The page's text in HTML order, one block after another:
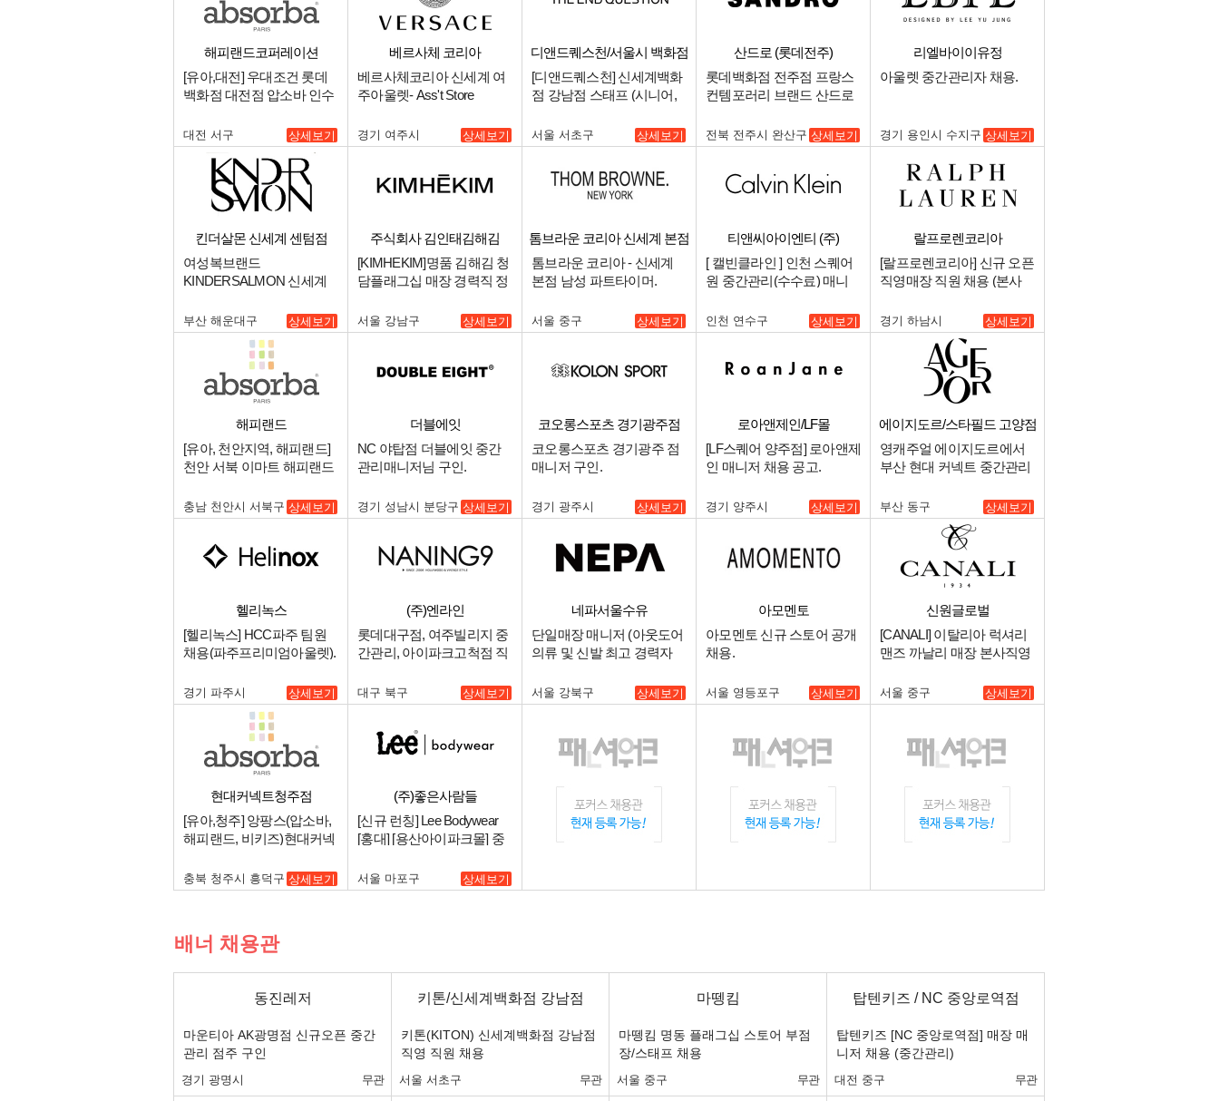
해피랜드코퍼레이션
[유아,대전] 우대조건 롯데
백화점 대전점 압소바 인수
대전 서구 상세보기
베르사체 코리아
베르사체코리아 신세계 여
주아울렛- Ass't Store
경기 여주시 상세보기
디앤드퀘스천/서울시 백화점
최상급 점
[디앤드퀘스천] 신세계백화
점 강남점 스태프 (시니어,
서울 서초구 상세보기
산드로 (롯데전주)
롯데백화점 전주점 프랑스
컨템포러리 브랜드 산드로
전북 전주시 완산구 상세보기
리엘바이이유정
아울렛 중간관리자 채용.
경기 용인시 수지구 상세보기
킨더살몬 신세계 센텀점
여성복브랜드
KINDERSALMON 신세계
용.
부산 해운대구 상세보기
주식회사 김인태김해김
[KIMHEKIM]명품 김해김 청
담플래그십 매장 경력직 정
서울 강남구 상세보기
톰브라운 코리아 신세계 본점
남성
톰브라운 코리아 - 신세계
본점 남성 파트타이머.
서울 중구 상세보기
티앤씨아이엔티 (주)
[ 캘빈클라인 ] 인천 스퀘어
원 중간관리(수수료) 매니
험자 우대).
인천 연수구 상세보기
랄프로렌코리아
[랄프로렌코리아] 신규 오픈
직영매장 직원 채용 (본사
경기 하남시 상세보기
해피랜드
[유아, 천안지역, 해피랜드]
천안 서북 이마트 해피랜드
구인.
충남 천안시 서북구 상세보기
더블에잇
NC 야탑점 더블에잇 중간
관리매니저님 구인.
경기 성남시 분당구 상세보기
코오롱스포츠 경기광주점
코오롱스포츠 경기광주 점
매니저 구인.
경기 광주시 상세보기
로아앤제인/LF몰
[LF스퀘어 양주점] 로아앤제
인 매니저 채용 공고.
경기 양주시 상세보기
에이지도르/스타필드 고양점
영캐주얼 에이지도르에서
부산 현대 커넥트 중간관리
부산 동구 상세보기
헬리녹스
[헬리녹스] HCC파주 팀원
채용(파주프리미엄아울렛).
경기 파주시 상세보기
(주)엔라인
롯데대구점, 여주빌리지 중
간관리, 아이파크고척점 직
대구 북구 상세보기
네파서울수유
단일매장 매니저 (아웃도어
의류 및 신발 최고 경력자
다..
서울 강북구 상세보기
아모멘토
아모멘토 신규 스토어 공개
채용.
서울 영등포구 상세보기
신원글로벌
[CANALI] 이탈리아 럭셔리
맨즈 까날리 매장 본사직영
서울 중구 상세보기
현대커넥트청주점
[유아,청주] 앙팡스(압소바,
해피랜드, 비키즈)현대커넥
구인.
충북 청주시 흥덕구 상세보기
(주)좋은사람들
[신규 런칭] Lee Bodywear
[홍대] [용산아이파크몰] 중
서울 마포구 상세보기
배너 채용관
동진레저
마운티아 AK광명점 신규오픈 중간
관리 점주 구인
경기 광명시 무관
키톤/신세계백화점 강남점
키톤(KITON) 신세계백화점 강남점
직영 직원 채용
서울 서초구 무관
마뗑킴
마뗑킴 명동 플래그십 스토어 부점
장/스태프 채용
서울 중구 무관
탑텐키즈 / NC 중앙로역점
탑텐키즈 [NC 중앙로역점] 매장 매
니저 채용 (중간관리)
대전 중구 무관